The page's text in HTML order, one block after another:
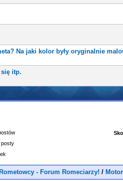
Na jaki kolor były oryginalnie
itp.
posty
- Forum Romeciarzy! /